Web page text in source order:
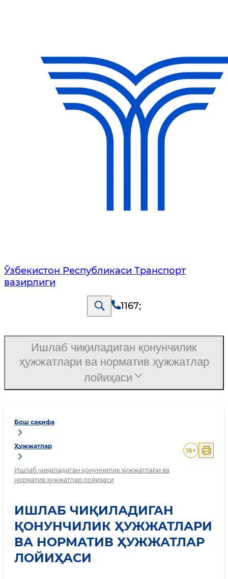
Ўзбекистон Республикаси Транспорт
вазирлиги
1167;
Бош саҳифа
Ҳужжатлар
Ишлаб чиқиладиган қонунчилик ҳужжатлари ва
норматив ҳужжатлар лойиҳаси
16+
ИШЛАБ ЧИҚИЛАДИГАН
ҚОНУНЧИЛИК ҲУЖЖАТЛАРИ
ВА НОРМАТИВ ҲУЖЖАТЛАР
ЛОЙИҲАСИ
Ишлаб чиқиладиган қонунчилик
ҳужжатлари ва норматив ҳужжатлар
лойиҳаси